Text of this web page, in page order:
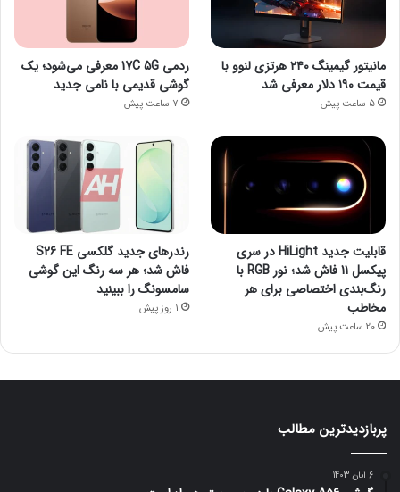
مانیتور گیمینگ ۲۴۰ هرتزی لنوو با
قیمت ۱۹۰ دلار معرفی شد
5 ساعت پیش
ردمی 17C 5G معرفی می‌شود؛ یک
گوشی قدیمی با نامی جدید
7 ساعت پیش
قابلیت جدید HiLight در سری
پیکسل 11 فاش شد؛ نور RGB با
رنگ‌بندی اختصاصی برای هر
مخاطب
20 ساعت پیش
رندرهای جدید گلکسی S26 FE
فاش شد؛ هر سه رنگ این گوشی
سامسونگ را ببینید
1 روز پیش
پربازدیدترین مطالب
6 آبان 1403